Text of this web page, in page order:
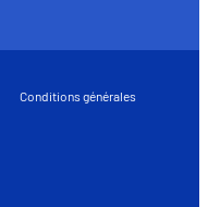
Conditions générales